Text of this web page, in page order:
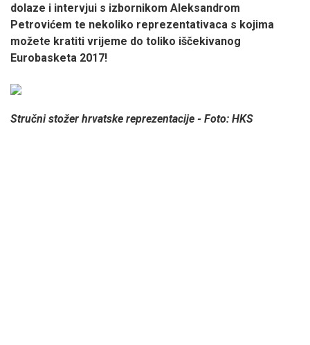
dolaze i intervjui s izbornikom Aleksandrom
Petrovićem te nekoliko reprezentativaca s kojima
možete kratiti vrijeme do toliko iščekivanog
Eurobasketa 2017!
Stručni stožer hrvatske reprezentacije - Foto: HKS